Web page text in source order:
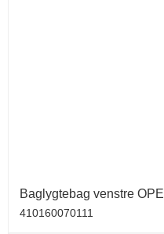
Baglygtebag venstre
410160070111